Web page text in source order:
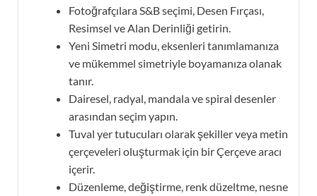
Fotoğrafçılara S&B seçimi, Desen Fırçası,
Resimsel ve Alan Derinliği getirin.
Yeni Simetri modu, eksenleri tanımlamanıza
ve mükemmel simetriyle boyamanıza olanak
tanır.
Dairesel, radyal, mandala ve spiral desenler
arasından seçim yapın.
Tuval yer tutucuları olarak şekiller veya metin
çerçeveleri oluşturmak için bir Çerçeve aracı
içerir.
Düzenleme, değiştirme, renk düzeltme, nesne